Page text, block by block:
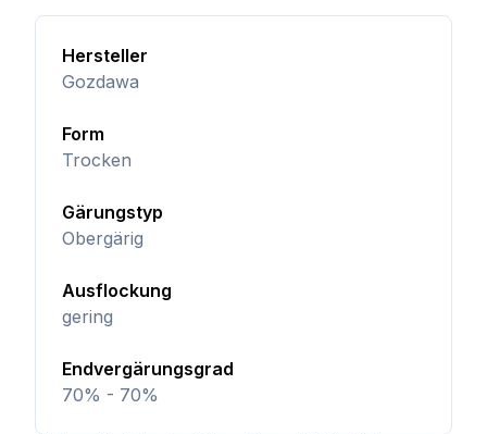
Hersteller
Gozdawa
Form
Trocken
Gärungstyp
Obergärig
Ausflockung
gering
Endvergärungsgrad
70% - 70%